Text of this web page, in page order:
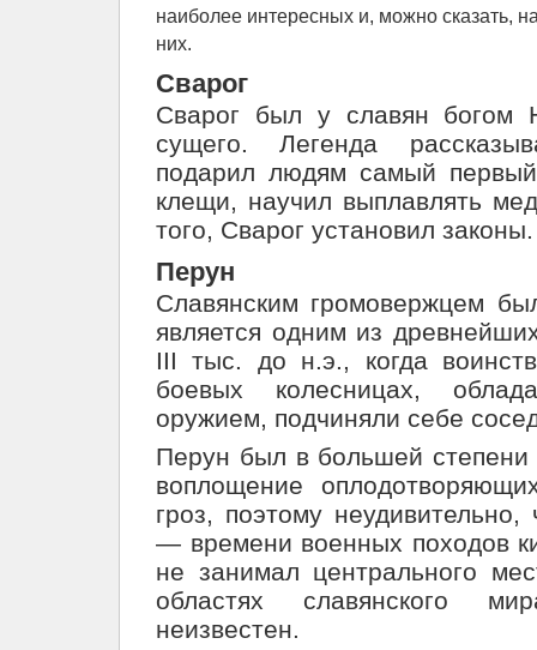
наиболее интересных и, можно сказать,
них.
Сварог
Сварог был у славян богом
сущего. Легенда
подарил людям самый
клещи, научил выплавлять
того, Сварог установил законы.
Перун
Славянским громовержцем
является одним из
III тыс. до н.э., когда
боевых колесницах,
оружием, подчиняли себе
Перун был в большей степени
воплощение
гроз, поэтому
— времени военных походов
не занимал центрального
областях славянского
неизвестен.